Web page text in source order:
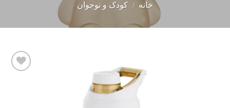
خانه / کودک و نوجوان